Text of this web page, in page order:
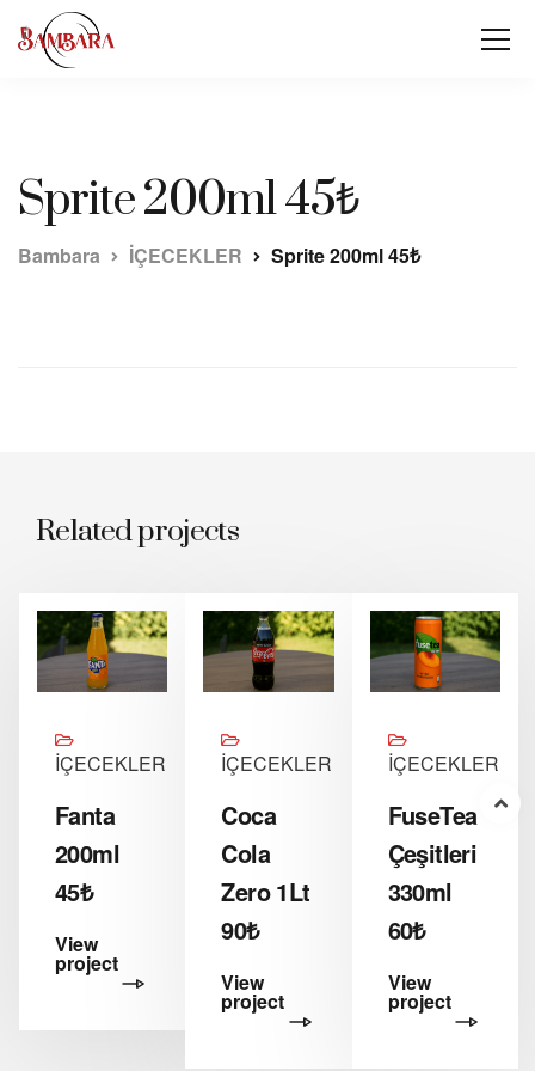
Sprite 200ml 45₺
Bambara İÇECEKLER Sprite 200ml 45₺
Related projects
İÇECEKLER
Fanta
200ml
45₺
View
project
İÇECEKLER
Coca
Cola
Zero 1Lt
90₺
View
project
İÇECEKLER
FuseTea
Çeşitleri
330ml
60₺
View
project